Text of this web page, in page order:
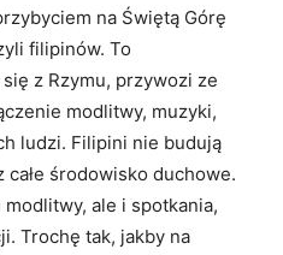
na Świętą Górę
filipinów. To
z Rzymu, przywozi ze
modlitwy, muzyki,
ludzi. Filipini nie budują
całe środowisko duchowe.
ale i spotkania,
Trochę tak, jakby na